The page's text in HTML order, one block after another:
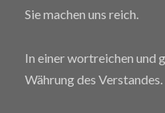
Sie machen uns reich.
In einer wortreichen und
Währung des Verstandes.